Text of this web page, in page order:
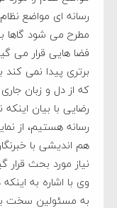
رسانه ای مواضع
مطرح می شود گاها
فضا هایی قرار می
برتری پیدا نمی کند
که از دل و زبان
رضایی با بیان
رسانه هستیم، از
هم اندیشی با
نیاز مورد بحث قرار
وی با اشاره به
به مسئولین سخت